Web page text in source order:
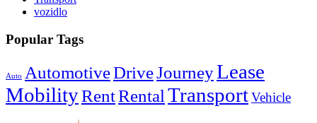
vozidlo
Popular Tags
Auto AutomotiveDriveJourneyLease
MobilityRentRental TransportVehicle